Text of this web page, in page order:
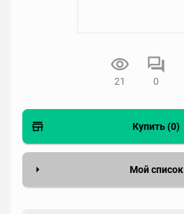
21 0
Купить (0)
Мой список